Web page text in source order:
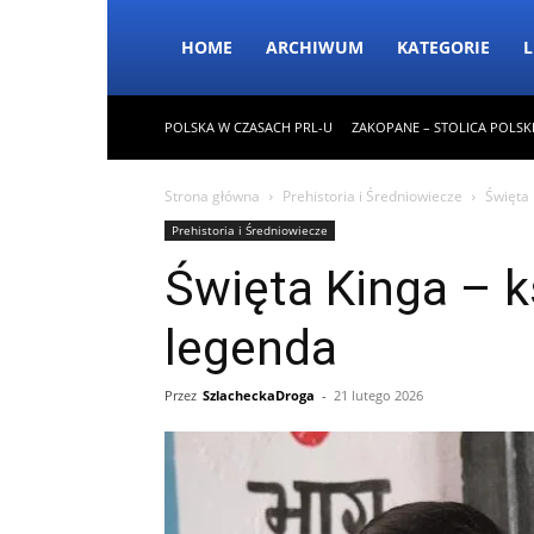
HOME ARCHIWUM KATEGORIE
POLSKA W CZASACH PRL-U ZAKOPANE – STOLICA
Strona główna Prehistoria i Średniowiecze Święta
Prehistoria i Średniowiecze
Święta Kinga –
legenda
Przez SzlacheckaDroga - 21 lutego 2026